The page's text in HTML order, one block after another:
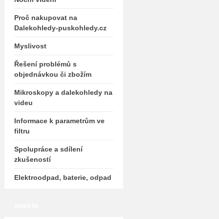
Proč nakupovat na
Dalekohledy-puskohledy.cz
Myslivost
Řešení problémů s
objednávkou či zbožím
Mikroskopy a dalekohledy na
videu
Informace k parametrům ve
filtru
Spolupráce a sdílení
zkušeností
Elektroodpad, baterie, odpad